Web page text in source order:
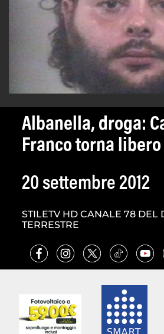
Albanella, droga:
Franco torna libero
20 settembre 2012
STILETV HD CANALE 78 DEL
TERRESTRE